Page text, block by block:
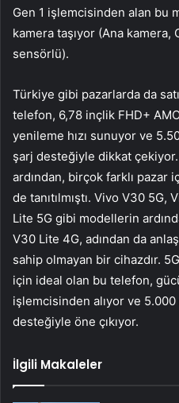
Gen 1 işlemcisinden alan bu
kamera taşıyor (Ana
sensörlü).
Türkiye gibi pazarlarda da
telefon, 6,78 inçlik FHD+
yenileme hızı sunuyor ve
şarj desteğiyle dikkat
ardından, birçok farklı pazar
de tanıtılmıştı. Vivo V30
Lite 5G gibi modellerin
V30 Lite 4G, adından da
sahip olmayan bir cihazdır.
için ideal olan bu telefon,
işlemcisinden alıyor ve 5.000
desteğiyle öne çıkıyor.
İlgili Makaleler